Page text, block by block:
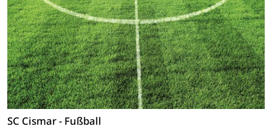
SC Cismar - Fußball